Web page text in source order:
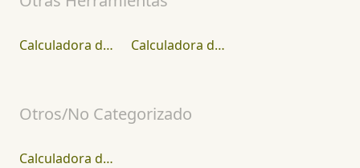
Calculadora de puntos Weight Watcher Calculadora de Altura
Otros/No Categorizado
Calculadora de PIB